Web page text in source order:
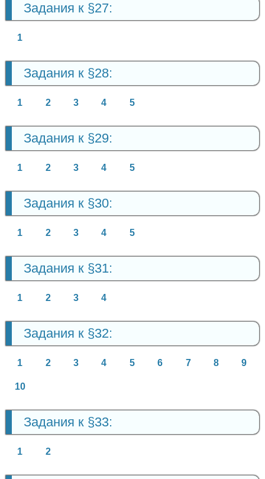
Задания к §27:
1
Задания к §28:
1 2 3 4 5
Задания к §29:
1 2 3 4 5
Задания к §30:
1 2 3 4 5
Задания к §31:
1 2 3 4
Задания к §32:
1 2 3 4 5 6 7 8 9
10
Задания к §33:
1 2